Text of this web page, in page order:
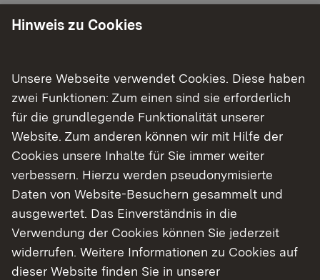
Derzeit laufen die Arbeiten in den
können planmäßig zum Beginn der
Streckensperrung der AVG am Samstag, 25.
Oktober 2025, wieder für den Verkehr
freigegeben werden. Die bestehende
Umleitungsstrecke wird dann deaktiviert.
Gegebenenfalls erfolgt die Verkehrsfreigabe
zunächst ohne Fahrbahnmarkierung und mit
reduzierter Höchstgeschwindigkeit. Dies hängt
von den Witterungsbedingungen in den
kommenden Tagen ab.
Hinweis zu Cookies
Unsere Webseite verwendet Cookies. Diese haben
zwei Funktionen: Zum einen sind sie erforderlich
für die grundlegende Funktionalität unserer
Website. Zum anderen können wir mit Hilfe der
Cookies unsere Inhalte für Sie immer weiter
verbessern. Hierzu werden pseudonymisierte
Daten von Website-Besuchern gesammelt und
ausgewertet. Das Einverständnis in die
Verwendung der Cookies können Sie jederzeit
widerrufen. Weitere Informationen zu Cookies auf
dieser Website finden Sie in unserer